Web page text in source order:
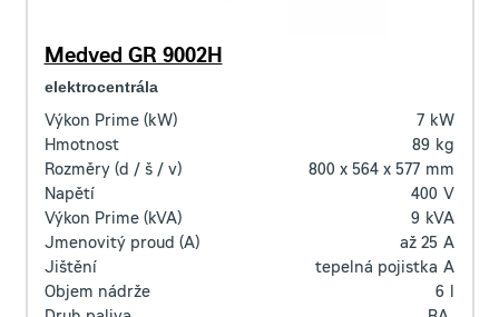
Medved GR 9002H
elektrocentrála
Výkon Prime (kW) 7 kW
Hmotnost
89 kg
Rozměry (d / š / v)
800 x 564 x 577 mm
Napětí
400 V
Výkon Prime (kVA)
9 kVA
Jmenovitý proud (A)
až 25 A
Jištění
tepelná pojistka A
Objem nádrže
6 l